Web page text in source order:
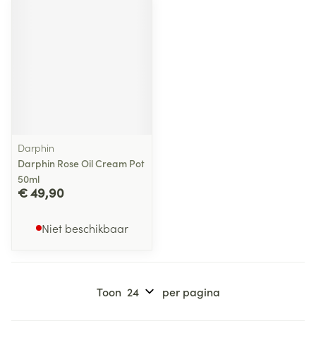
Darphin
Darphin Rose Oil Cream Pot
50ml
€ 49,90
Niet beschikbaar
Toon per pagina